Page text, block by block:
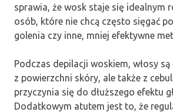
sprawia, że wosk staje się idealnym
osób, które nie chcą często sięgać
golenia czy inne, mniej efektywne
Podczas depilacji woskiem, włosy
z powierzchni skóry, ale także z
przyczynia się do dłuższego efektu
Dodatkowym atutem jest to, że